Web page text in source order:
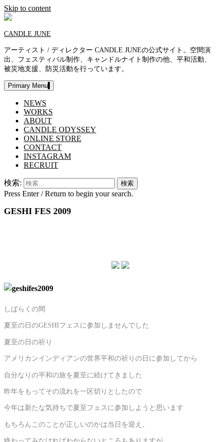
Skip to content
CANDLE JUNE
アーティスト / ディレクター CANDLE JUNEの公式サイト。空間演
出、フェスティバル制作、キャンドルナイト制作の他、平和活動、
被災地支援、防災活動を行っています。
Primary Menu
NEWS
WORKS
ABOUT
CANDLE ODYSSEY
ONLINE STORE
CONTACT
INSTAGRAM
RECRUIT
検索:
Press Enter / Return to begin your search.
GESHI FES 2009
しばらくの間
夏至の日のGESHIフェスに参加しませんでした
夏至の日の祈り
アメリカンインディアンの世界平和の祈りの日に参加してから
自分なりの平和の旅を夏至に続けてきました
昨年をもってその流れを一区切りとしたので
今年は新たな気持ちで夏至フェスに参加しようと思います
もちろんこのことが正しいのかは当日を迎え、